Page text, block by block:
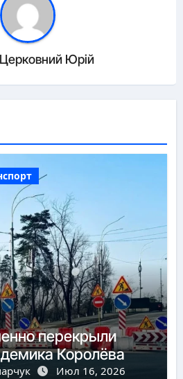
Церковний Юрій
перекрыли
Королёва
Июл 16, 2026